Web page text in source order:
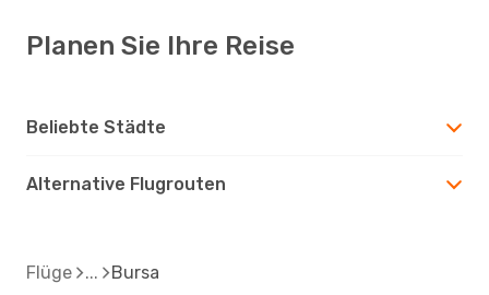
Planen Sie Ihre Reise
Beliebte Städte
Alternative Flugrouten
Flüge Bursa